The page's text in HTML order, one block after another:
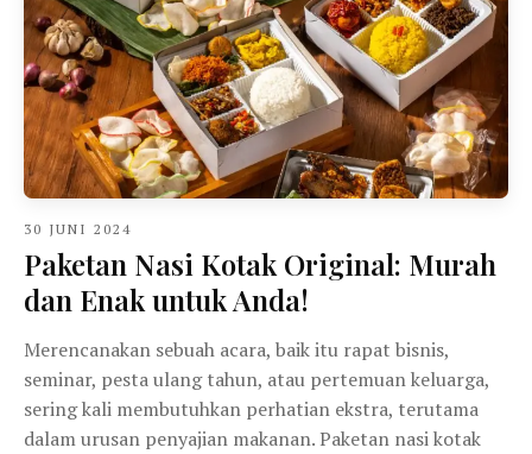
30 JUNI 2024
Paketan Nasi Kotak Original: Murah
dan Enak untuk Anda!
Merencanakan sebuah acara, baik itu rapat bisnis,
seminar, pesta ulang tahun, atau pertemuan keluarga,
sering kali membutuhkan perhatian ekstra, terutama
dalam urusan penyajian makanan. Paketan nasi kotak